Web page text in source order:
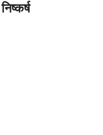
निष्कर्ष